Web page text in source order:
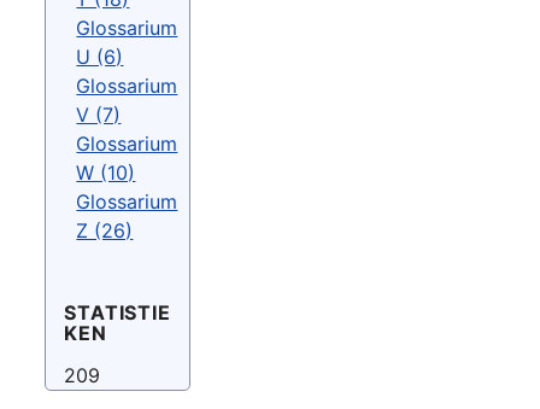
Glossarium
U (6)
Glossarium
V (7)
Glossarium
W (10)
Glossarium
Z (26)
STATISTIE
KEN
209